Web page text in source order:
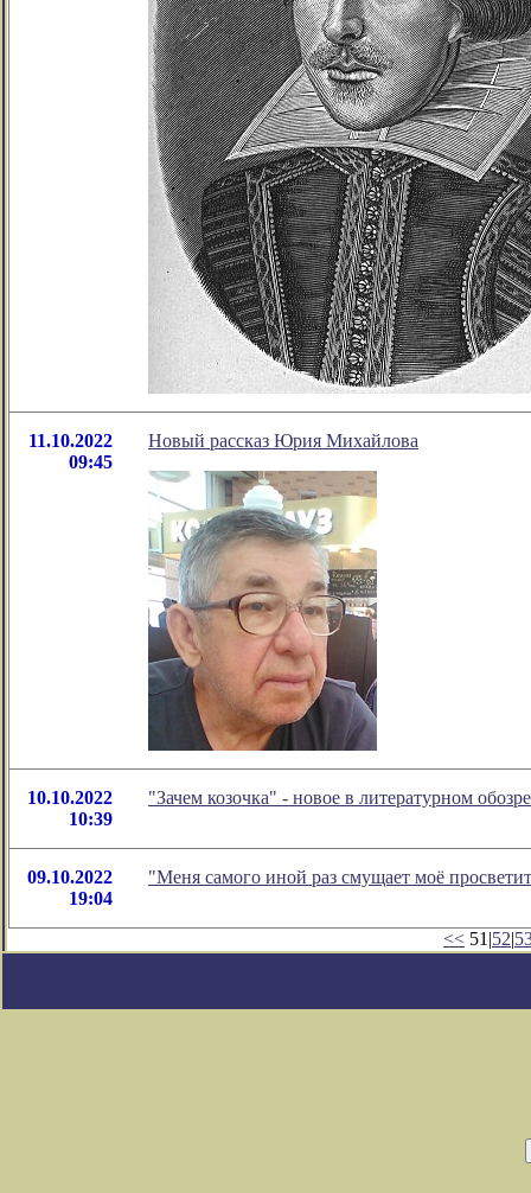
11.10.2022
09:45
Новый рассказ Юрия Михайлова
10.10.2022
10:39
"Зачем козочка" - новое в литературном
09.10.2022
19:04
"Меня самого иной раз смущает моё
<< 51|52|